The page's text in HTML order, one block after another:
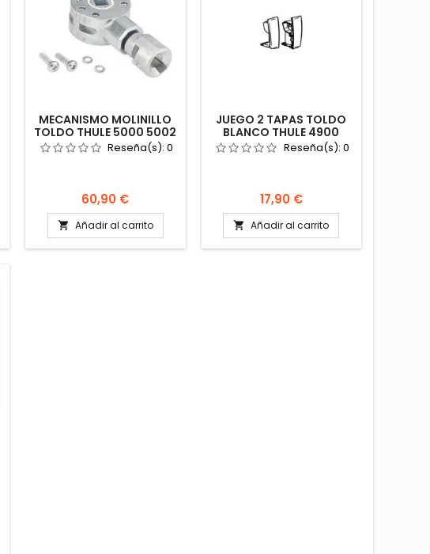
MECANISMO MOLINILLO
TOLDO THULE 5000 5002
5200 1500601221
AUTOCARAVANA CAMPER
Reseña(s):0
Precio
60,90 €
 Añadir al carrito
JUEGO 2 TAPAS TOLDO
BLANCO THULE 4900
TOPE 1500602213
AUTOCARAVANA CAMPER
Reseña(s): 0
Precio
17,90 €
 Añadir al carrito